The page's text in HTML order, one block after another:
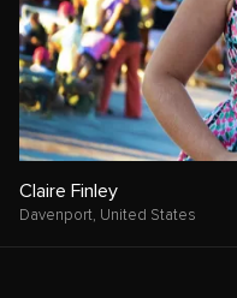
Claire Finley
Davenport, United States